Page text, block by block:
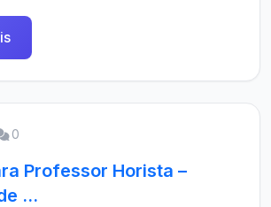
0
Professor Horista –
...